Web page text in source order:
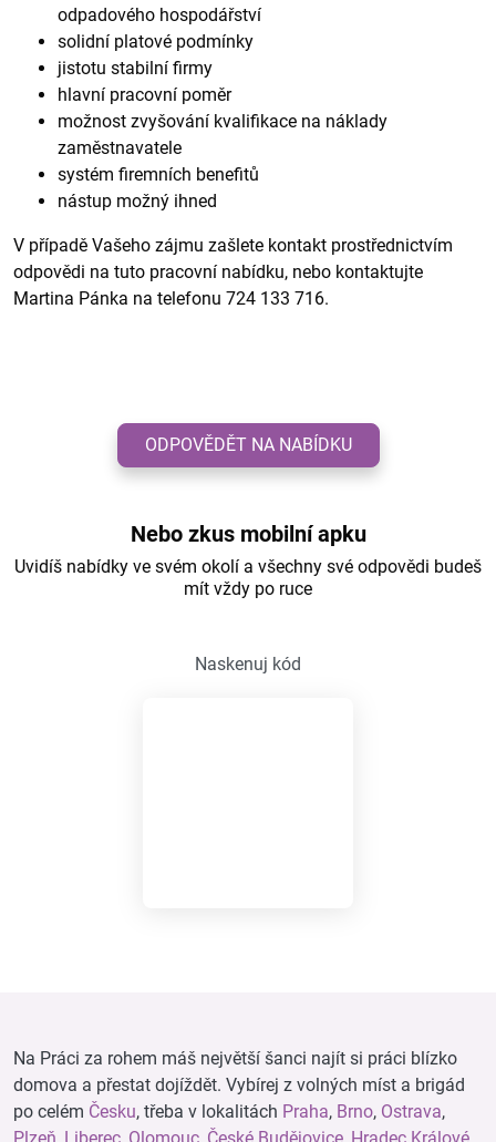
odpadového hospodářství
solidní platové podmínky
jistotu stabilní firmy
hlavní pracovní poměr
možnost zvyšování kvalifikace na náklady
zaměstnavatele
systém firemních benefitů
nástup možný ihned
V případě Vašeho zájmu zašlete kontakt prostřednictvím
odpovědi na tuto pracovní nabídku, nebo kontaktujte
Martina Pánka na telefonu 724 133 716.
ODPOVĚDĚT NA NABÍDKU
Nebo zkus mobilní apku
Uvidíš nabídky ve svém okolí a všechny své odpovědi budeš
mít vždy po ruce
Naskenuj kód
Na Práci za rohem máš největší šanci najít si práci blízko
domova a přestat dojíždět. Vybírej z volných míst a brigád
po celém Česku, třeba v lokalitách Praha, Brno, Ostrava,